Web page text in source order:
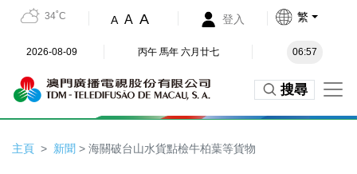
34˚C A A A 登入 繁
2026-08-09 丙午 馬年 六月廿七 06:57
搜尋
主頁 新聞 > 海關破台山水貨點檢牛柏葉等貨物